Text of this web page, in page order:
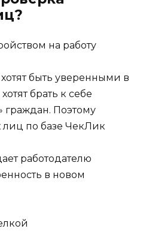
на работу
быть уверенными в
брать к себе
граждан. Поэтому
по базе ЧекЛик
работодателю
в новом